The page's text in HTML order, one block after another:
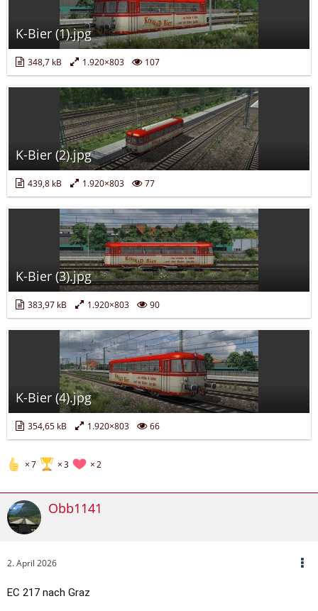
K-Bier (1).jpg
348,7 kB 1.920×803 107
K-Bier (2).jpg
439,8 kB 1.920×803 77
K-Bier (3).jpg
383,97 kB 1.920×803 90
K-Bier (4).jpg
354,65 kB 1.920×803 66
7 3 2
Obb1141
2. April 2026
EC 217 nach Graz